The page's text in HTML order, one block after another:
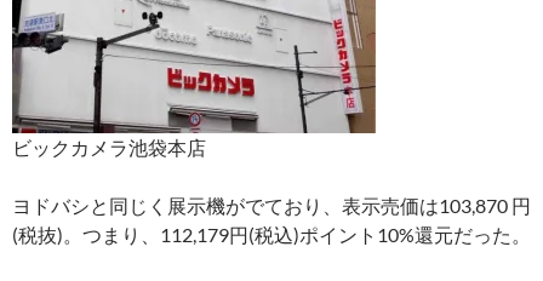
ビックカメラ池袋本店
ヨドバシと同じく展示機がでており、表示売価は103,870 円
(税抜)。つまり、112,179円(税込)ポイント10%還元だった。